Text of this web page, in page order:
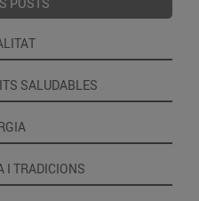
SALUDABLES
I TRADICIONS